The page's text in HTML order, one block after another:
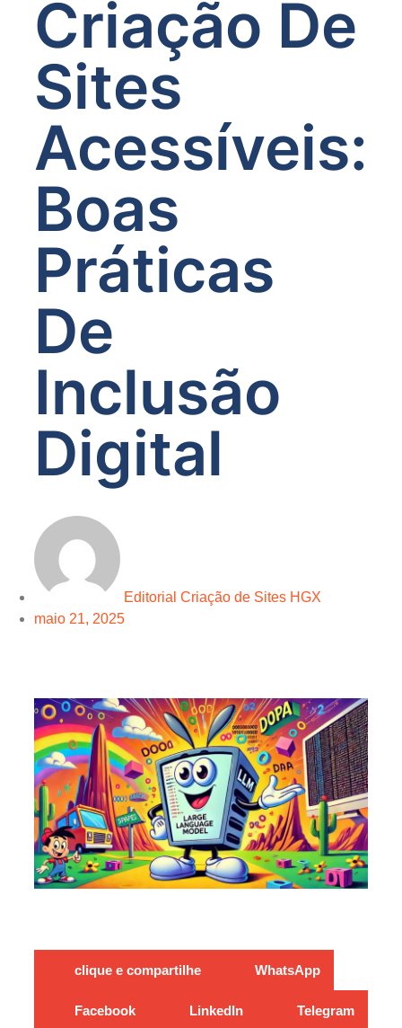
Criação De
Sites
Acessíveis:
Boas
Práticas
De
Inclusão
Digital
Editorial Criação de Sites HGX
maio 21, 2025
clique e compartilhe WhatsApp
Facebook LinkedIn Telegram